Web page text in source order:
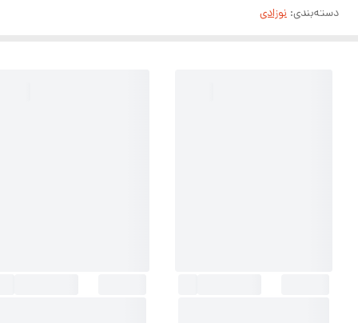
دسته‌بندی: نوزادی